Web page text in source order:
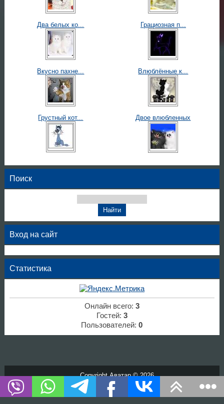
Два белых ко... Грациозная п...
Вкусно пахне... Влюблённые к...
Грустный кот... Двое влюбленных
Поиск
Вход на сайт
Статистика
Онлайн всего: 3
Гостей: 3
Пользователей:0
Copyright Аватар © 2026
Хостинг от
uCoz